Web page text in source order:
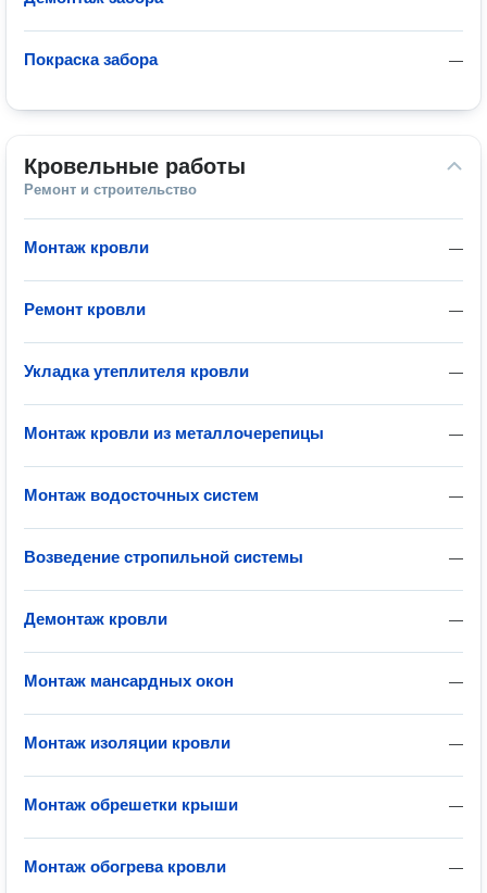
—
Покраска забора
Кровельные работы
Ремонт и строительство
—
Монтаж кровли
—
Ремонт кровли
—
Укладка утеплителя кровли
—
Монтаж кровли из металлочерепицы
—
Монтаж водосточных систем
—
Возведение стропильной системы
—
Демонтаж кровли
—
Монтаж мансардных окон
—
Монтаж изоляции кровли
—
Монтаж обрешетки крыши
—
Монтаж обогрева кровли